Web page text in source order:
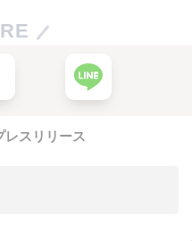
レスリリース